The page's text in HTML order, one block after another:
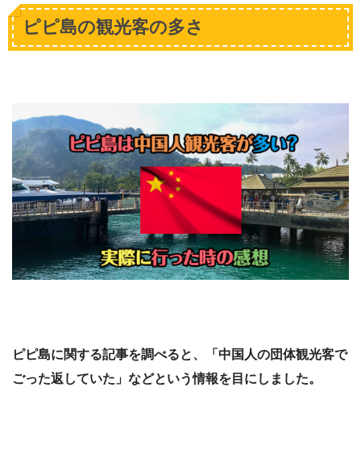
ピピ島の観光客の多さ
ピピ島に関する記事を調べると、「中国人の団体観光客で
ごった返していた」などという情報を目にしました。